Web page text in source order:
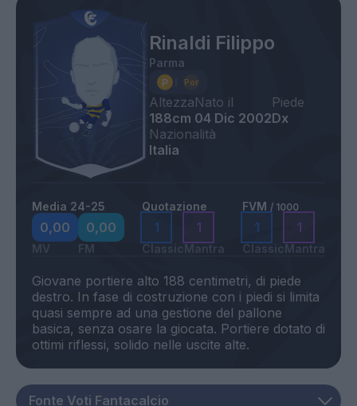
Rinaldi Filippo
Parma
Altezza
188cm
Nato il
04 Dic 2002
Piede
Dx
Nazionalità
Italia
Media 24-25
0,00
MV
0,00
FM
Quotazione
1
Classic
1
Mantra
FVM / 1000
1
Classic
1
Mantra
Giovane portiere alto 188 centimetri, di piede
destro. In fase di costruzione con i piedi si limita
quasi sempre ad una gestione del pallone
basica, senza osare la giocata. Portiere dotato di